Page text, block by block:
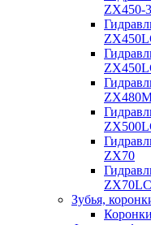
ZX450-3
ZX70
ZX70LC
Зубья,